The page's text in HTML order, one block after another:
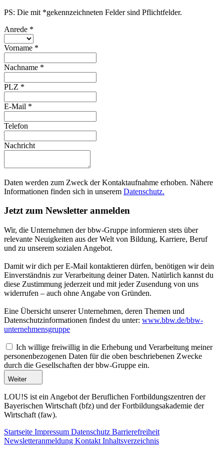
PS: Die mit *gekennzeichneten Felder sind Pflichtfelder.
Anrede *
Vorname *
Nachname *
PLZ *
E-Mail *
Telefon
Nachricht
Daten werden zum Zweck der Kontaktaufnahme erhoben. Nähere
Informationen finden sich in unserem Datenschutz.
Jetzt zum Newsletter anmelden
Wir, die Unternehmen der bbw-Gruppe informieren stets über
relevante Neuigkeiten aus der Welt von Bildung, Karriere, Beruf
und zu unserem sozialen Angebot.
Damit wir dich per E-Mail kontaktieren dürfen, benötigen wir dein
Einverständnis zur Verarbeitung deiner Daten. Natürlich kannst du
diese Zustimmung jederzeit und mit jeder Zusendung von uns
widerrufen – auch ohne Angabe von Gründen.
Eine Übersicht unserer Unternehmen, deren Themen und
Datenschutzinformationen findest du unter: www.bbw.de/bbw-
unternehmensgruppe
Ich willige freiwillig in die Erhebung und Verarbeitung meiner
personenbezogenen Daten für die oben beschriebenen Zwecke
durch die Gesellschaften der bbw-Gruppe ein.
Weiter
LOU!S ist ein Angebot der Beruflichen Fortbildungszentren der
Bayerischen Wirtschaft (bfz) und der Fortbildungsakademie der
Wirtschaft (faw).
Startseite Impressum Datenschutz Barrierefreiheit
Newsletteranmeldung Kontakt Inhaltsverzeichnis